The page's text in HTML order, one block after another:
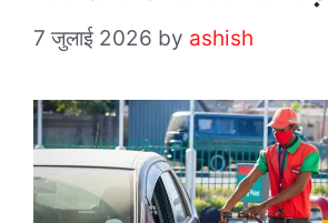
7 जुलाई 2026 by ashish